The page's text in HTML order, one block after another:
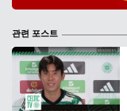
관련 포스트